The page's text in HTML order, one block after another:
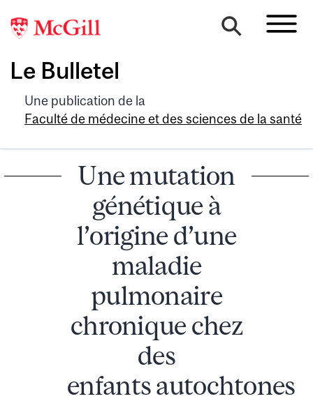
Le Bulletel
Une publication de la
Faculté de médecine et des sciences de la santé
Une mutation
génétique à
l’origine d’une
maladie
pulmonaire
chronique chez
des
enfants autochtones